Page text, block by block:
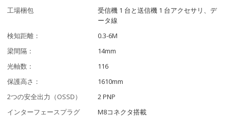
工場梱包
受信機 1 台と送信機 1 台アクセサリ、デ
ータ線
検知距離：
0.3-6M
梁間隔：
14mm
光軸数：
116
保護高さ：
1610mm
2つの安全出力（OSSD）
2 PNP
インターフェースプラグ
M8コネクタ搭載